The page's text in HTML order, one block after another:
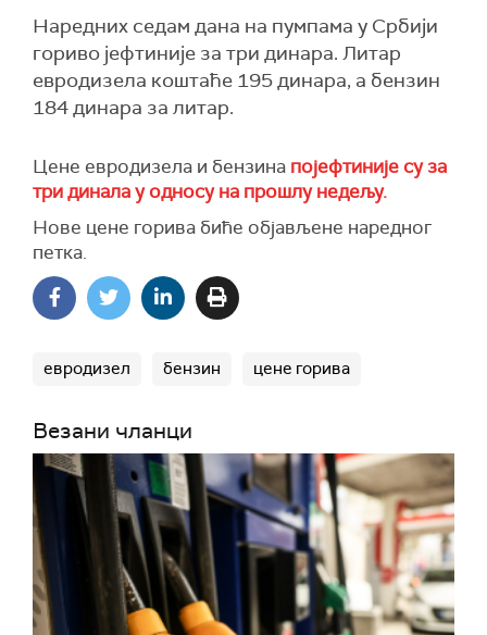
Наредних седам дана на пумпама у Србији
гориво јефтиније за три динара. Литар
евродизела коштаће 195 динара, а бензин
184 динара за литар.
Цене евродизела и бензина појефтиније су за
три динала у односу на прошлу недељу.
Нове цене горива биће објављене наредног
петка.
евродизел бензин цене горива
Везани чланци